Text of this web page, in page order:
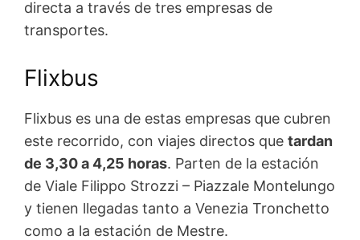
directa a través de tres empresas de
transportes.
Flixbus
Flixbus es una de estas empresas que cubren
este recorrido, con viajes directos que tardan
de 3,30 a 4,25 horas. Parten de la estación
de Viale Filippo Strozzi – Piazzale Montelungo
y tienen llegadas tanto a Venezia Tronchetto
como a la estación de Mestre.